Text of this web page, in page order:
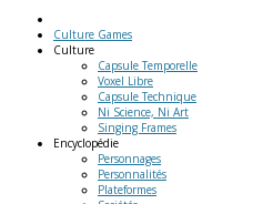
Culture Games
Culture
Capsule Temporelle
Voxel Libre
Capsule Technique
Ni Science, Ni Art
Singing Frames
Encyclopédie
Personnages
Personnalités
Plateformes